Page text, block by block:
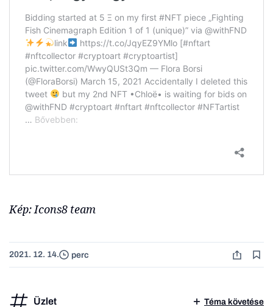
Kép: Icons8 team
2021. 12. 14. perc
Üzlet Téma követése